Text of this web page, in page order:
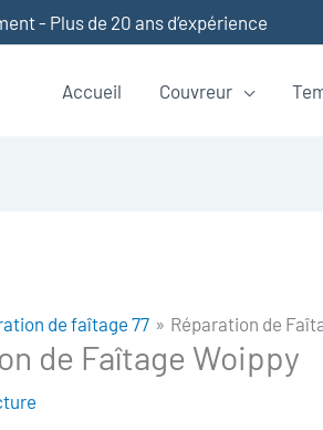
- Plus de 20 ans d’expérience
Accueil Couvreur
de faîtage 77 Réparation de
de Faîtage Woippy